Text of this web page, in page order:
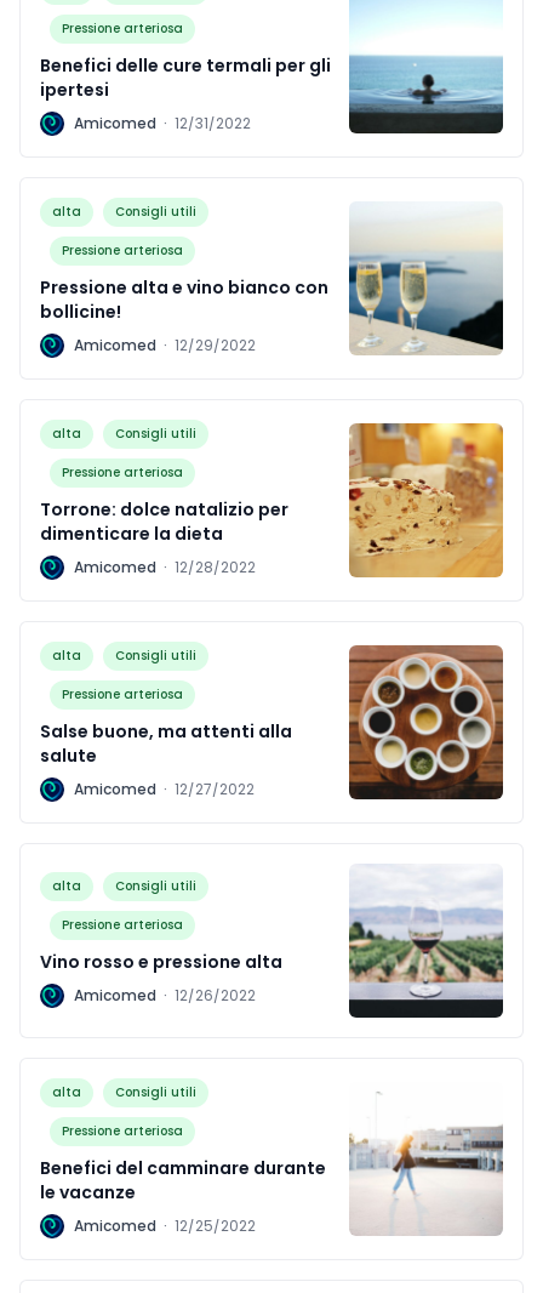
Pressione arteriosa
Benefici delle cure termali per gli
ipertesi
A Amicomed · 12/31/2022
alta Consigli utili
Pressione arteriosa
Pressione alta e vino bianco con
bollicine!
A Amicomed · 12/29/2022
alta Consigli utili
Pressione arteriosa
Torrone: dolce natalizio per
dimenticare la dieta
A Amicomed · 12/28/2022
alta Consigli utili
Pressione arteriosa
Salse buone, ma attenti alla
salute
A Amicomed · 12/27/2022
alta Consigli utili
Pressione arteriosa
Vino rosso e pressione alta
A Amicomed · 12/26/2022
alta Consigli utili
Pressione arteriosa
Benefici del camminare durante
le vacanze
A Amicomed · 12/25/2022